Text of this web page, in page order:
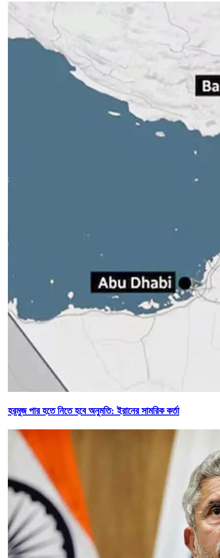
হরমুজ পার হতে নিতে হবে অনুমতি: ইরানের সামরিক কর্তা